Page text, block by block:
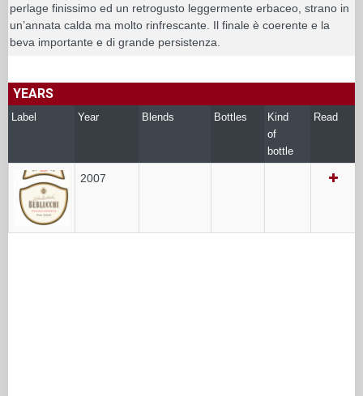
perlage finissimo ed un retrogusto leggermente erbaceo, strano in
un’annata calda ma molto rinfrescante. Il finale è coerente e la
beva importante e di grande persistenza.
YEARS
Label Year Blends Bottles
Kind
of
bottle
Read
2007